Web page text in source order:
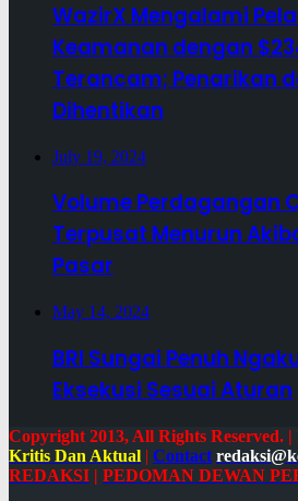
WazirX Mengalami
Keamanan dengan
Terancam; Penarikan
Dihentikan
July 19, 2024
Volume Perdagangan
Terpusat Menurun
Pasar
May 14, 2024
BRI Sungai Penuh
Eksekusi Sesuai Aturan
Copyright 2013, All Rights Reserved.
Kritis Dan Aktual | Contact
REDAKSI | PEDOMAN DEWAN